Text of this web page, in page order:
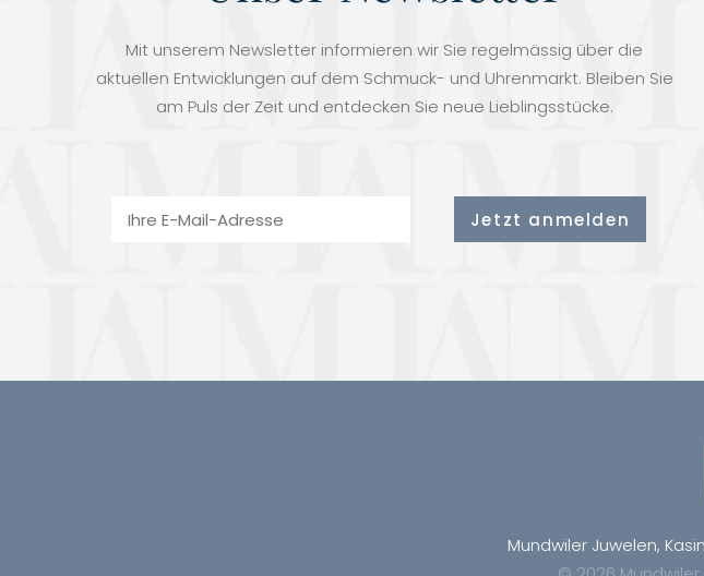
Mit unserem Newsletter informieren wir Sie regelmässig über die
aktuellen Entwicklungen auf dem Schmuck- und Uhrenmarkt. Bleiben Sie
am Puls der Zeit und entdecken Sie neue Lieblingsstücke.
Mundwiler Juwelen,